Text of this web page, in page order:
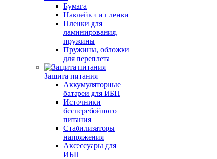
Бумага
Наклейки и пленки
Пленки для
ламинирования,
пружины
Пружины, обложки
для переплета
Защита питания
Аккумуляторные
батареи для ИБП
Источники
бесперебойного
питания
Стабилизаторы
напряжения
Аксессуары для
ИБП